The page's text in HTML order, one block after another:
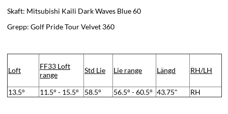
Skaft: Mitsubishi Kaili Dark Waves Blue 60
Grepp: Golf Pride Tour Velvet 360
Loft FF33 Loft
range
Std Lie Lie range Längd RH/LH
13.5° 11.5° - 15.5° 58.5° 56.5° - 60.5° 43.75" RH